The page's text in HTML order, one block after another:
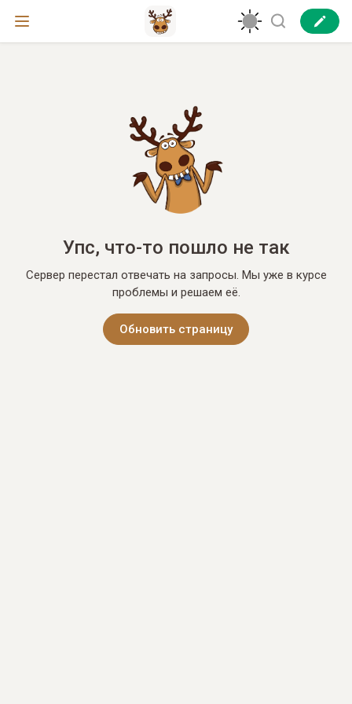
Упс, что-то пошло не так
Сервер перестал отвечать на запросы. Мы уже в курсе
проблемы и решаем её.
Обновить страницу